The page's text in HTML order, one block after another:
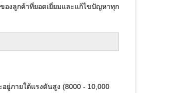
งลูกค้าที่ยอดเยี่ยมและแก้ไขปัญหาทุก
ภายใต้แรงดันสูง (8000 - 10,000